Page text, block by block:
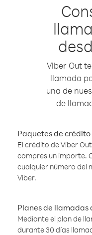
Viber Out
llamada
una de
de
Paquetes de crédito
El crédito de Viber
compres un importe.
cualquier número del
Viber.
Planes de llamadas
Mediante el plan de
durante 30 días